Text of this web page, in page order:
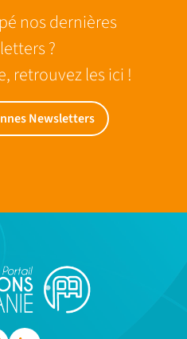
nos dernières
?
retrouvez les ici !
Newsletters